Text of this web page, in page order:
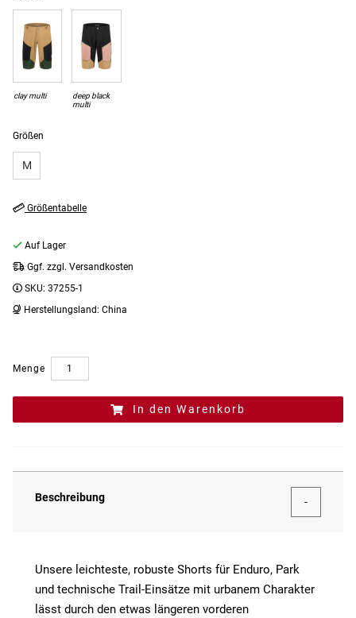
Größen
M
clay multi
deep black
multi
Größentabelle
Auf Lager
Ggf. zzgl. Versandkosten
SKU: 37255-1
Herstellungsland: China
Menge
In den Warenkorb
Beschreibung
Unsere leichteste, robuste Shorts für Enduro, Park
und technische Trail-Einsätze mit urbanem Charakter
lässt durch den etwas längeren vorderen